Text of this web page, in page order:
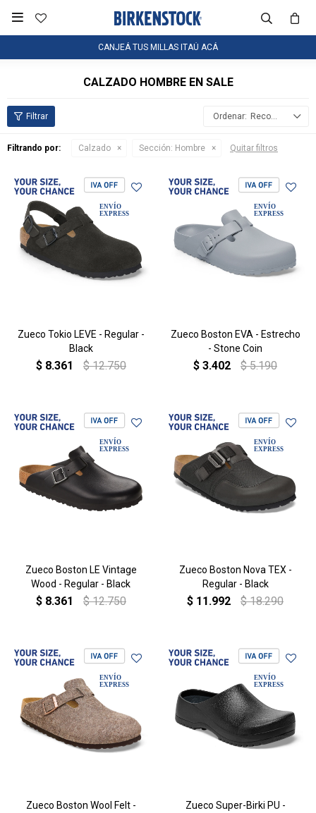

CANJEÁ TUS MILLAS ITAÚ ACÁ
CALZADO HOMBRE EN SALE
Recomendados
Filtrando por: Calzado Sección: Hombre Quitar filtros
Zueco Tokio LEVE - Regular -
Black
$ 8.361 $ 12.750
Zueco Boston EVA - Estrecho
- Stone Coin
$ 3.402 $ 5.190
Zueco Boston LE Vintage
Wood - Regular - Black
$ 8.361 $ 12.750
Zueco Boston Nova TEX -
Regular - Black
$ 11.992 $ 18.290
Zueco Boston Wool Felt -
Zueco Super-Birki PU -